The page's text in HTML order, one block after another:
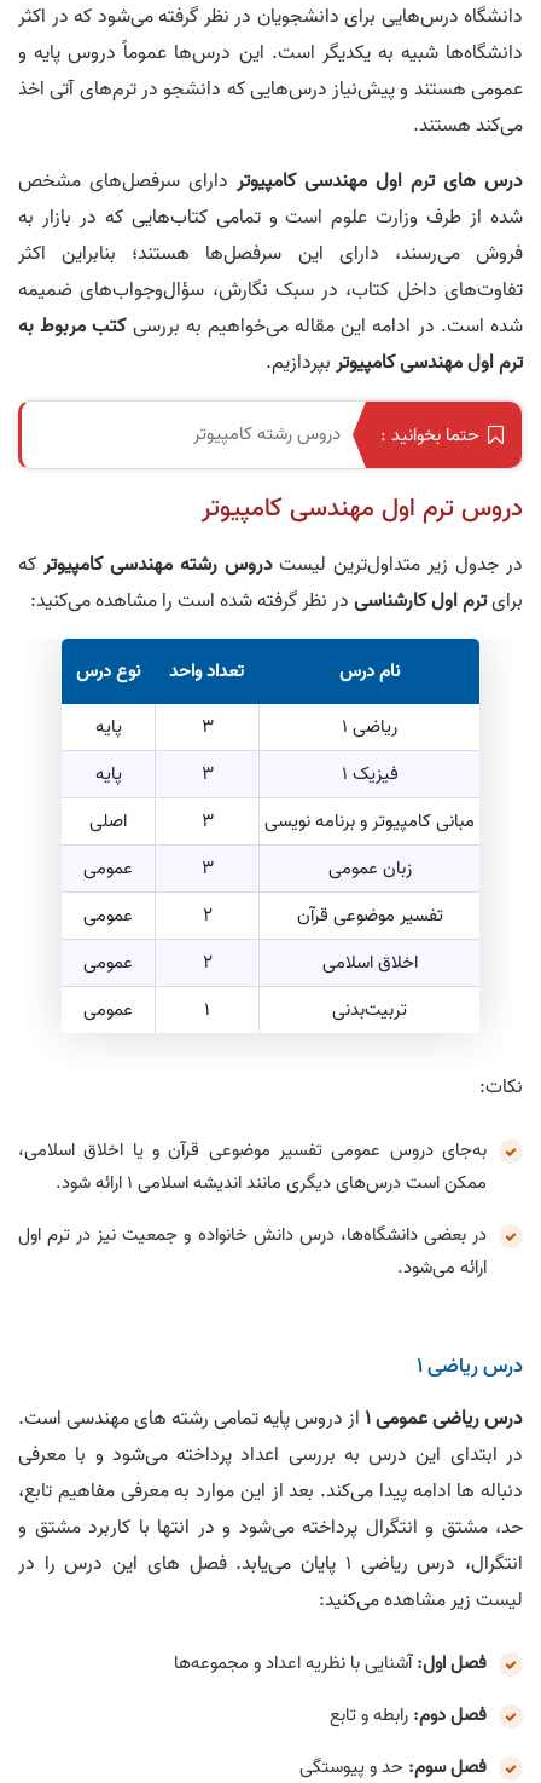
دانشگاه درس‌هایی برای دانشجویان در نظر گرفته می‌شود که در اکثر
دانشگاه‌ها شبیه به یکدیگر است. این درس‌ها عموماً دروس پایه و
عمومی هستند و پیش‌نیاز درس‌هایی که دانشجو در ترم‌های آتی اخذ
می‌کند هستند.
درس‌ های ترم اول مهندسی کامپیوتر دارای سرفصل‌های مشخص
شده از طرف وزارت علوم است و تمامی کتاب‌هایی که در بازار به
فروش می‌رسند، دارای این سرفصل‌ها هستند؛ بنابراین اکثر
تفاوت‌های داخل کتاب، در سبک نگارش، سؤال‌وجواب‌های ضمیمه
شده است. در ادامه این مقاله می‌خواهیم به بررسیکتب مربوط به
ترم اول مهندسی کامپیوتربپردازیم.
حتما بخوانید : دروس رشته کامپیوتر
دروس ترم اول مهندسی کامپیوتر
در جدول زیر متداول‌ترین لیستدروس رشته مهندسی کامپیوتر که
برایترم اول کارشناسیدر نظر گرفته شده است را مشاهده می‌کنید:
نام درس تعداد واحد
نوع درس
ریاضی 1
3
پایه
فیزیک 1
3
پایه
مبانی کامپیوتر و برنامه‌ نویسی
3
اصلی
زبان عمومی
3
عمومی
تفسیر موضوعی قرآن
2
عمومی
اخلاق اسلامی
2
عمومی
تربیت‌بدنی
1 عمومی
نکات:
به‌جای دروس عمومی تفسیر موضوعی قرآن و یا اخلاق اسلامی،
ممکن است درس‌های دیگری مانند اندیشه اسلامی 1 ارائه شود.
در بعضی دانشگاه‌ها، درس دانش خانواده و جمعیت نیز در ترم اول
ارائه می‌شود.
درس ریاضی 1
درس ریاضی عمومی 1 از دروس پایه تمامی رشته های مهندسی است.
در ابتدای این درس به بررسی اعداد پرداخته می‌شود و با معرفی
دنباله ها ادامه پیدا می‌کند. بعد از این موارد به معرفی مفاهیم تابع،
حد، مشتق و انتگرال پرداخته می‌شود و در انتها با کاربرد مشتق و
انتگرال، درس ریاضی 1 پایان می‌یابد. فصل های این درس را در
لیست زیر مشاهده می‌کنید:
فصل اول:آشنایی با نظریه اعداد و مجموعه‌ها
فصل دوم: رابطه و تابع
فصل سوم: حد و پیوستگی